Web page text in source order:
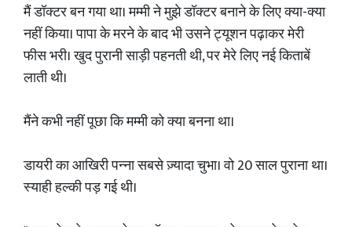
मैं डॉक्टर बन गया था। मम्मी ने मुझे डॉक्टर बनाने के लिए क्या-क्या
नहीं किया। पापा के मरने के बाद भी उसने ट्यूशन पढ़ाकर मेरी
फीस भरी। खुद पुरानी साड़ी पहनती थी, पर मेरे लिए नई किताबें
लाती थी।
मैंने कभी नहीं पूछा कि मम्मी को क्या बनना था।
डायरी का आखिरी पन्ना सबसे ज़्यादा चुभा। वो 20 साल पुराना था।
स्याही हल्की पड़ गई थी।